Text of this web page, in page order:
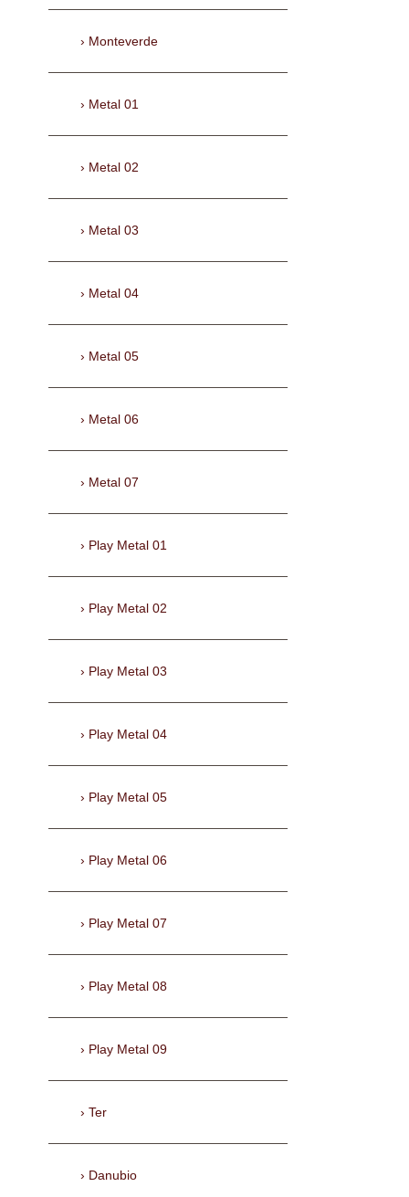
Monteverde
Metal 01
Metal 02
Metal 03
Metal 04
Metal 05
Metal 06
Metal 07
Play Metal 01
Play Metal 02
Play Metal 03
Play Metal 04
Play Metal 05
Play Metal 06
Play Metal 07
Play Metal 08
Play Metal 09
Ter
Danubio